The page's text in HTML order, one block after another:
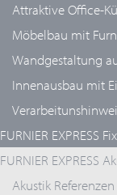
Attraktive Office-
Möbelbau mit
Wandgestaltung
Innenausbau mit
FURNIER EXPRESS
FURNIER EXPRESS
Akustik Referenzen